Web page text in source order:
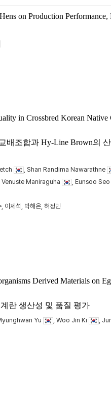
on Production Performance,
in Crossbred Korean Native
배조합과 Hy-Line Brown의
, Shan Randima Nawarathne
, Venuste Maniraguha , Eunsoo Seo
이제석, 박해은, 허정민
Derived Materials on
란 생산성 및 품질 평가
Yu , Woo Jin Ki ,